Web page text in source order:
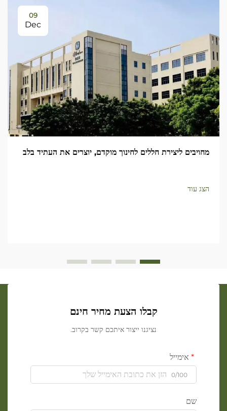
09
Dec
מחויבים ליצירת חללים לחינוך מוקדם, יוצרים את העתיד בלב
הצג עוד
קבלו הצעת מחיר חינם
נציגנו ייצור איתכם קשר בקרוב.
אימייל
0/100
שם